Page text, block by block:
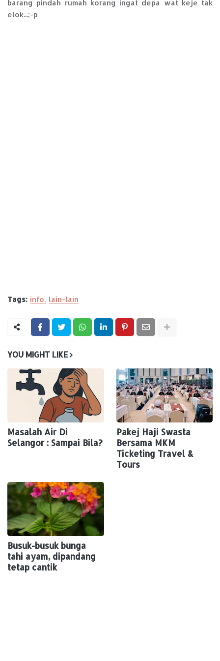
barang pindah rumah korang ingat depa wat keje tak
elok...;-p
Tags: info lain-lain
YOU MIGHT LIKE
Masalah Air Di
Selangor : Sampai Bila?
Pakej Haji Swasta
Bersama MKM
Ticketing Travel &
Tours
Busuk-busuk bunga
tahi ayam, dipandang
tetap cantik